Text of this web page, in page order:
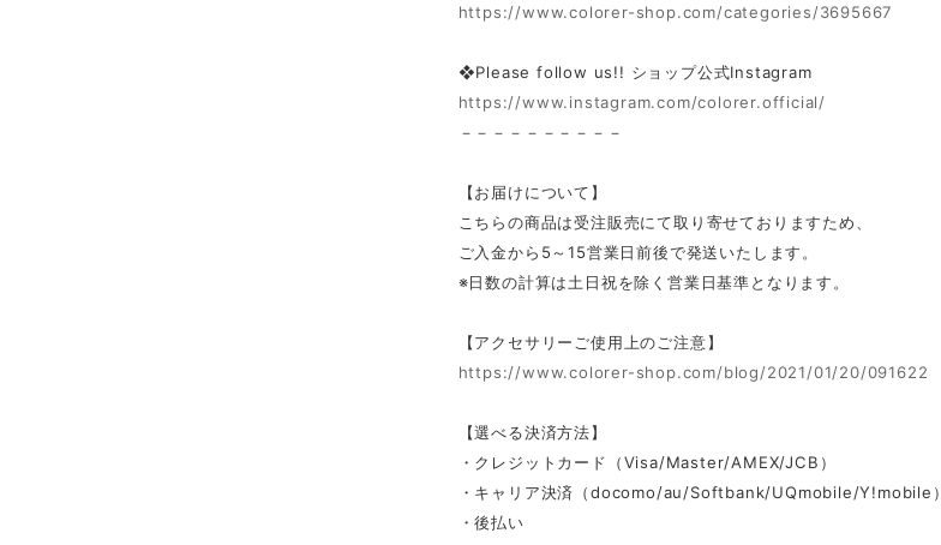
https://www.colorer-shop.com/categories/3695667
❖Please follow us!! ショップ公式Instagram
https://www.instagram.com/colorer.official/
－－－－－－－－－－
【お届けについて】
こちらの商品は受注販売にて取り寄せておりますため、
ご入金から5～15営業日前後で発送いたします。
※日数の計算は土日祝を除く営業日基準となります。
【アクセサリーご使用上のご注意】
https://www.colorer-shop.com/blog/2021/01/20/091622
【選べる決済方法】
・クレジットカード（Visa/Master/AMEX/JCB）
・キャリア決済（docomo/au/Softbank/UQmobile/Y!mobile）
・後払い